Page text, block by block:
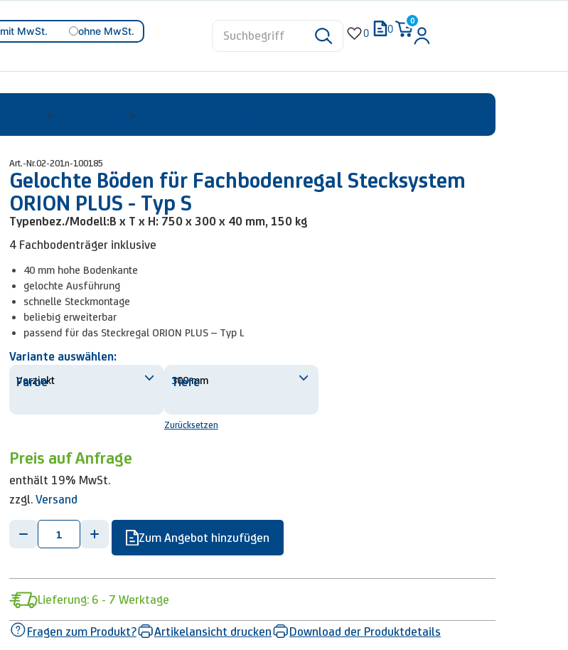
mit MwSt. ohne MwSt. 0 0 0
> >
Art.-Nr.02-201n-100185
Gelochte Böden für Fachbodenregal Stecksystem
ORION PLUS - Typ S
Typenbez./Modell:B x T x H: 750 x 300 x 40 mm, 150 kg
4 Fachbodenträger inklusive
40 mm hohe Bodenkante
gelochte Ausführung
schnelle Steckmontage
beliebig erweiterbar
passend für das Steckregal ORION PLUS – Typ L
Variante auswählen:
Farbe
Tiefe
Zurücksetzen
Preis auf Anfrage
enthält 19% MwSt.
zzgl. Versand
- + Zum Angebot hinzufügen
Lieferung: 6 - 7 Werktage
Fragen zum Produkt? Artikelansicht drucken Download der Produktdetails